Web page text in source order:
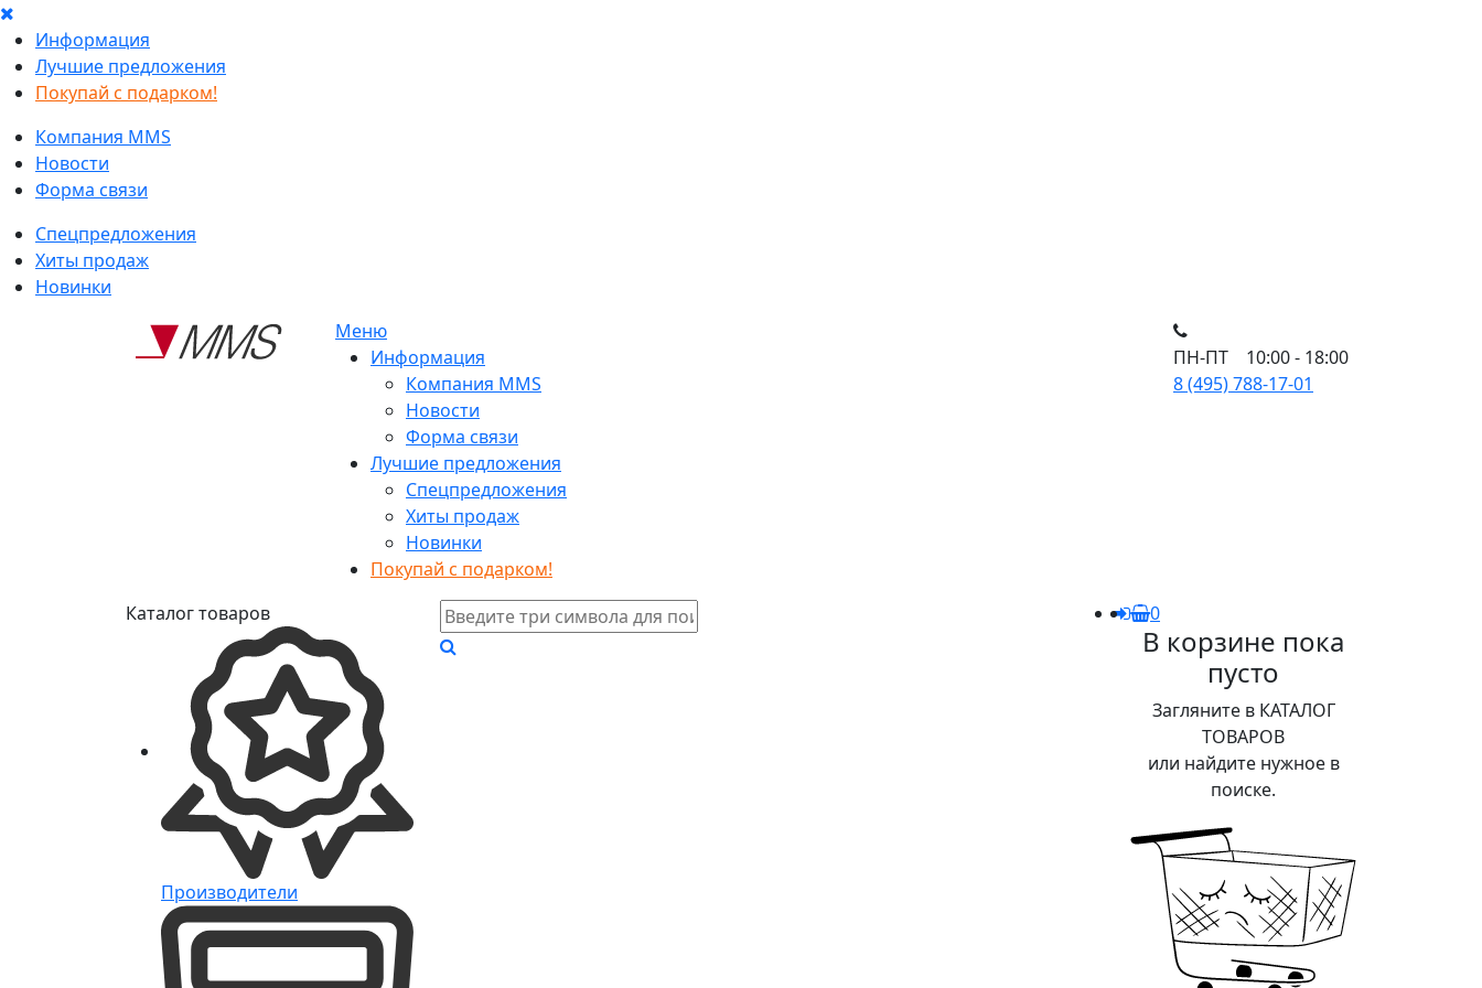
Информация
Лучшие предложения
Покупай с подарком!
Компания MMS
Новости
Форма связи
Спецпредложения
Хиты продаж
Новинки
Меню
Информация
Компания MMS
Новости
Форма связи
Лучшие предложения
Спецпредложения
Хиты продаж
Новинки
Покупай с подарком!
ПН-ПТ 10:00 - 18:00
8 (495) 788-17-01
Каталог товаров
Производители
0
В корзине пока
пусто
Загляните в КАТАЛОГ
ТОВАРОВ
или найдите нужное в
поиске.